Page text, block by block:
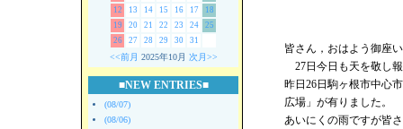
12
13 14 15 16 17
18
19
20 21 22 23 24
25
26
27 28 29 30 31
<<前月 2025年10月 次月>>
■NEW ENTRIES■
(08/07)
(08/06)
皆さん，おはよう御座
27日今日も天を敬し
昨日26日駒ヶ根市中心
広場」が有りました。
あいにくの雨ですが皆